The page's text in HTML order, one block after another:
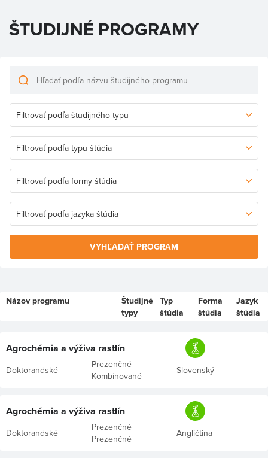
ŠTUDIJNÉ PROGRAMY
VYHĽADAŤ PROGRAM
Názov programu
Študijné
typy
Typ
štúdia
Forma
štúdia
Jazyk
štúdia
Agrochémia a výživa rastlín
Doktorandské
Prezenčné
Kombinované
Slovenský
Agrochémia a výživa rastlín
Doktorandské
Prezenčné
Prezenčné
Angličtina